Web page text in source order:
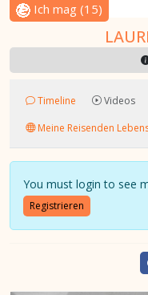
Ich mag (15)
Timeline Videos
Meine Reisenden
You must login to see
Registrieren